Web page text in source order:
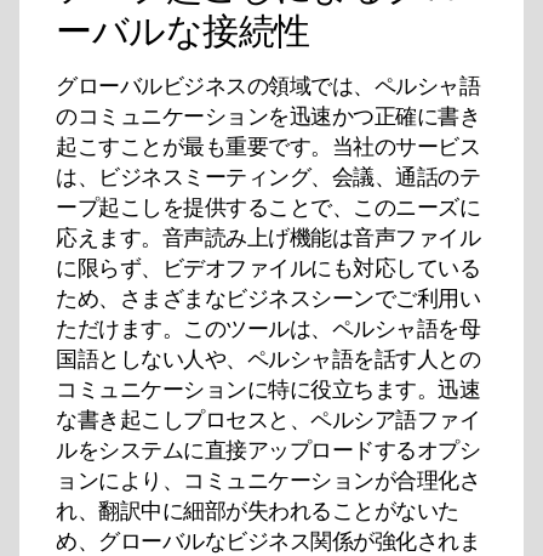
ーバルな接続性
グローバルビジネスの領域では、ペルシャ語
のコミュニケーションを迅速かつ正確に書き
起こすことが最も重要です。当社のサービス
は、ビジネスミーティング、会議、通話のテ
ープ起こしを提供することで、このニーズに
応えます。音声読み上げ機能は音声ファイル
に限らず、ビデオファイルにも対応している
ため、さまざまなビジネスシーンでご利用い
ただけます。このツールは、ペルシャ語を母
国語としない人や、ペルシャ語を話す人との
コミュニケーションに特に役立ちます。迅速
な書き起こしプロセスと、ペルシア語ファイ
ルをシステムに直接アップロードするオプシ
ョンにより、コミュニケーションが合理化さ
れ、翻訳中に細部が失われることがないた
め、グローバルなビジネス関係が強化されま